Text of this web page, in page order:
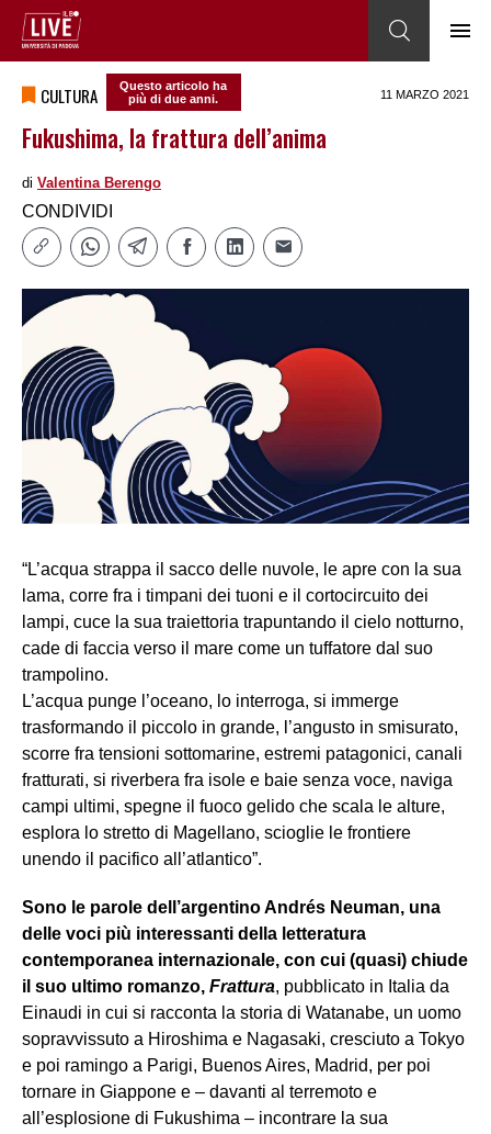
CULTURA
Questo articolo ha
più di due anni.
11 MARZO 2021
Fukushima, la frattura dell’anima
di Valentina Berengo
CONDIVIDI
“L’acqua strappa il sacco delle nuvole, le apre con la sua
lama, corre fra i timpani dei tuoni e il cortocircuito dei
lampi, cuce la sua traiettoria trapuntando il cielo notturno,
cade di faccia verso il mare come un tuffatore dal suo
trampolino.
L’acqua punge l’oceano, lo interroga, si immerge
trasformando il piccolo in grande, l’angusto in smisurato,
scorre fra tensioni sottomarine, estremi patagonici, canali
fratturati, si riverbera fra isole e baie senza voce, naviga
campi ultimi, spegne il fuoco gelido che scala le alture,
esplora lo stretto di Magellano, scioglie le frontiere
unendo il pacifico all’atlantico”.
Sono le parole dell’argentino Andrés Neuman, una
delle voci più interessanti della letteratura
contemporanea internazionale, con cui (quasi) chiude
il suo ultimo romanzo, Frattura, pubblicato in Italia da
Einaudi in cui si racconta la storia di Watanabe, un uomo
sopravvissuto a Hiroshima e Nagasaki, cresciuto a Tokyo
e poi ramingo a Parigi, Buenos Aires, Madrid, per poi
tornare in Giappone e – davanti al terremoto e
all’esplosione di Fukushima – incontrare la sua